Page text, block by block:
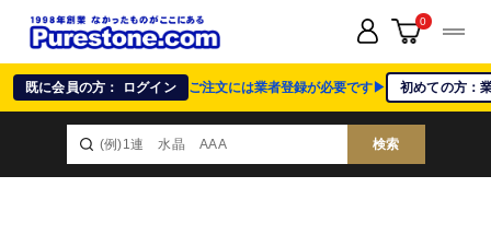
既に会員の方： ログイン ご注文には業者登録が必要です▶ 初めての方：
検索
0